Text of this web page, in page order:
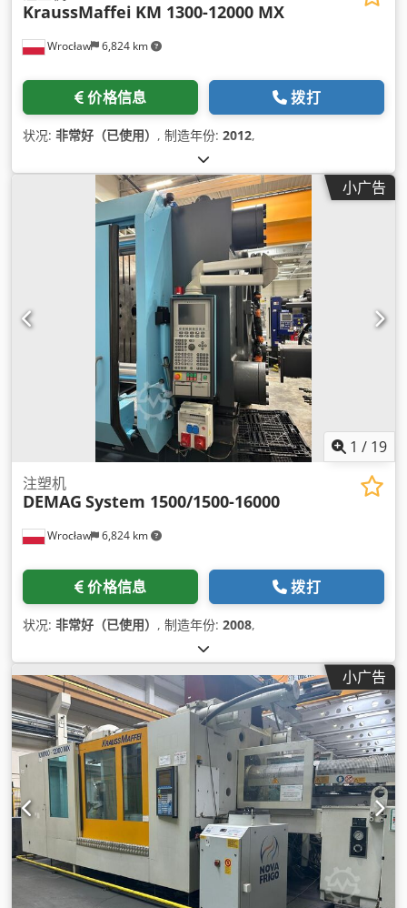
Wrocław 6,824 km
KraussMaffei KM 1300-12000 MX
价格信息 拨打
状况: 非常好（已使用） , 制造年份: 2012,
小广告
1 / 19
Wrocław 6,824 km
注塑机
DEMAG System 1500/1500-16000
价格信息 拨打
状况: 非常好（已使用） , 制造年份: 2008,
小广告